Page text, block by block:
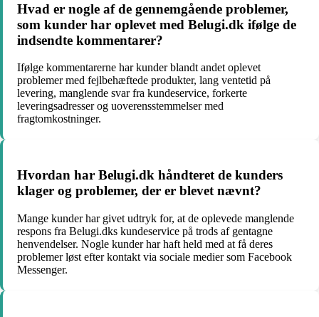
Hvad er nogle af de gennemgående problemer,
som kunder har oplevet med Belugi.dk ifølge de
indsendte kommentarer?
Ifølge kommentarerne har kunder blandt andet oplevet
problemer med fejlbehæftede produkter, lang ventetid på
levering, manglende svar fra kundeservice, forkerte
leveringsadresser og uoverensstemmelser med
fragtomkostninger.
Hvordan har Belugi.dk håndteret de kunders
klager og problemer, der er blevet nævnt?
Mange kunder har givet udtryk for, at de oplevede manglende
respons fra Belugi.dks kundeservice på trods af gentagne
henvendelser. Nogle kunder har haft held med at få deres
problemer løst efter kontakt via sociale medier som Facebook
Messenger.